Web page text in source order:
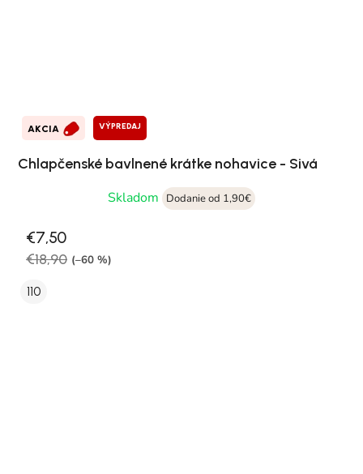
AKCIA VÝPREDAJ
Chlapčenské bavlnené krátke nohavice - Sivá
Skladom
Dodanie od 1,90€
€7,50
€18,90 (–60 %)
110